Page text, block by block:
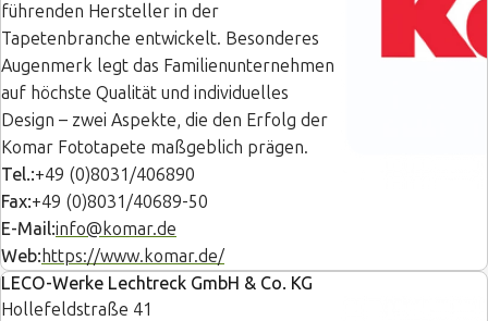
führenden Hersteller in der
Tapetenbranche entwickelt. Besonderes
Augenmerk legt das Familienunternehmen
auf höchste Qualität und individuelles
Design – zwei Aspekte, die den Erfolg der
Komar Fototapete maßgeblich prägen.
Tel.:+49 (0)8031/406890
Fax:+49 (0)8031/40689-50
E-Mail:info@komar.de
Web: https://www.komar.de/
LECO-Werke Lechtreck GmbH & Co. KG
Hollefeldstraße 41